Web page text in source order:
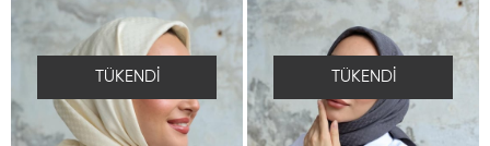
TÜKENDI TÜKENDI